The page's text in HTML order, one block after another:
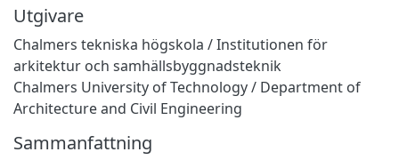
Utgivare
Chalmers tekniska högskola / Institutionen för
arkitektur och samhällsbyggnadsteknik
Chalmers University of Technology / Department of
Architecture and Civil Engineering
Sammanfattning